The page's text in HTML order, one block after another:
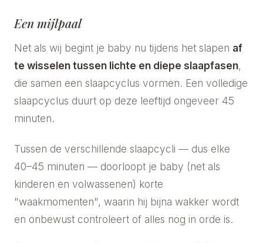
Een mijlpaal
Net als wij begint je baby nu tijdens het slapen af
te wisselen tussen lichte en diepe slaapfasen,
die samen een slaapcyclus vormen. Een volledige
slaapcyclus duurt op deze leeftijd ongeveer 45
minuten.
Tussen de verschillende slaapcycli — dus elke
40–45 minuten — doorloopt je baby (net als
kinderen en volwassenen) korte
"waakmomenten", waarin hij bijna wakker wordt
en onbewust controleert of alles nog in orde is.